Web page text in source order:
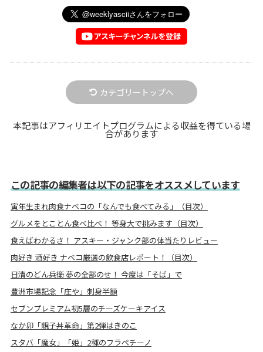
カテゴリートップへ
本記事はアフィリエイトプログラムによる収益を得ている場
合があります
この記事の編集者は以下の記事をオススメしています
寅年生まれ肉食ナベコの「なんでも食べてみる」（目次）
グルメをとことん食べ比べ！ 等身大で挑みます（目次）
食えばわかるさ！ アスキー・ジャンク部の体当たりレビュー
肉好き 酒好き ナベコ厳選の飲食店レポート！（目次）
日清のどん兵衛 夢の全部のせ！ 今度は「そば」で
豊洲市場記念「庄や」刺身半額
セブンプレミアム初5層のチーズケーキアイス
なか卯「親子丼革命」第2弾はきのこ
スタバ「魔女」「姫」2種のフラペチーノ